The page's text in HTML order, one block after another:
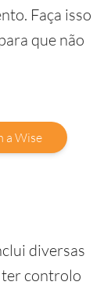
Faça isso
que não
a Wise
diversas
controlo